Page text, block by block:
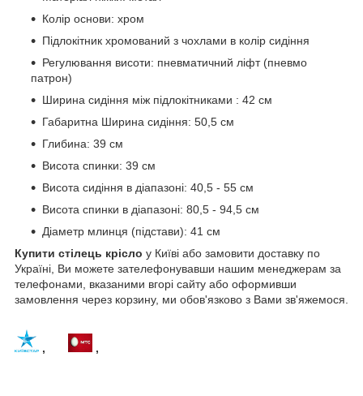
Колір основи: хром
Підлокітник хромований з чохлами в колір сидіння
Регулювання висоти: пневматичний ліфт (пневмо
патрон)
Ширина сидіння між підлокітниками : 42 см
Габаритна Ширина сидіння: 50,5 см
Глибина: 39 см
Висота спинки: 39 см
Висота сидіння в діапазоні: 40,5 - 55 см
Висота спинки в діапазоні: 80,5 - 94,5 см
Діаметр млинця (підстави): 41 см
Купити стілець крісло у Київі або замовити доставку по
Україні, Ви можете зателефонувавши нашим менеджерам за
телефонами, вказаними вгорі сайту або оформивши
замовлення через корзину, ми обов'язково з Вами зв'яжемося.
, ,